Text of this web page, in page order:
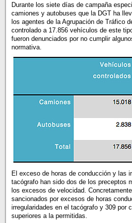
Durante los siete días de campaña
camiones y autobuses que la DGT ha
los agentes de la Agrupación de Tráfico
controlado a 17.856 vehículos de este
fueron denunciados por no cumplir
normativa.
El exceso de horas de conducción y las
tacógrafo han sido dos de los preceptos
los excesos de velocidad.
sancionados por excesos de horas
irregularidades en el tacógrafo y 309 por
superiores a la permitidas.